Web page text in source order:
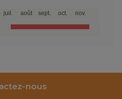
salade, avec juste avec un petit
d'huile et des fines herbes, son
juil. août sept. oct. nov.
nous